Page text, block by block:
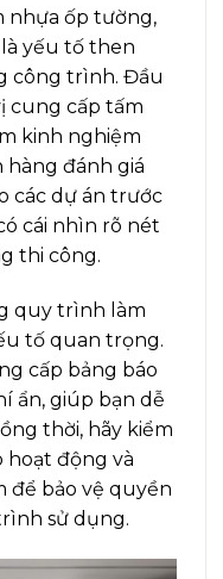
nhựa ốp tường,
yếu tố then
công trình. Đầu
cung cấp tấm
kinh nghiệm
đánh giá
các dự án trước
cái nhìn rõ nét
thi công.
quy trình làm
tố quan trọng.
cấp bảng báo
ẩn, giúp bạn dễ
thời, hãy kiểm
hoạt động và
để bảo vệ quyền
sử dụng.